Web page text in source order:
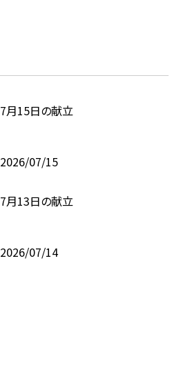
7月15日の献立
2026/07/15
7月13日の献立
2026/07/14